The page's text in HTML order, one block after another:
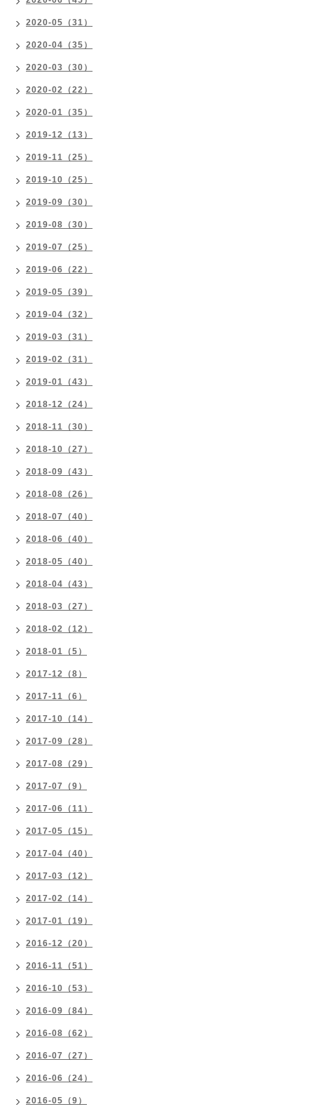
2020-05（31）
2020-04（35）
2020-03（30）
2020-02（22）
2020-01（35）
2019-12（13）
2019-11（25）
2019-10（25）
2019-09（30）
2019-08（30）
2019-07（25）
2019-06（22）
2019-05（39）
2019-04（32）
2019-03（31）
2019-02（31）
2019-01（43）
2018-12（24）
2018-11（30）
2018-10（27）
2018-09（43）
2018-08（26）
2018-07（40）
2018-06（40）
2018-05（40）
2018-04（43）
2018-03（27）
2018-02（12）
2018-01（5）
2017-12（8）
2017-11（6）
2017-10（14）
2017-09（28）
2017-08（29）
2017-07（9）
2017-06（11）
2017-05（15）
2017-04（40）
2017-03（12）
2017-02（14）
2017-01（19）
2016-12（20）
2016-11（51）
2016-10（53）
2016-09（84）
2016-08（62）
2016-07（27）
2016-06（24）
2016-05（9）